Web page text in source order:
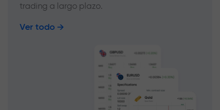
trading a largo plazo.
Ver todo